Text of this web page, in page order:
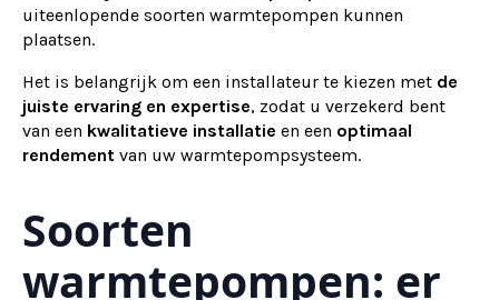
uiteenlopende soorten warmtepompen kunnen
plaatsen.
Het is belangrijk om een installateur te kiezen met de
juiste ervaring en expertise, zodat u verzekerd bent
van een kwalitatieve installatie en een optimaal
rendement van uw warmtepompsysteem.
Soorten
warmtepompen: er